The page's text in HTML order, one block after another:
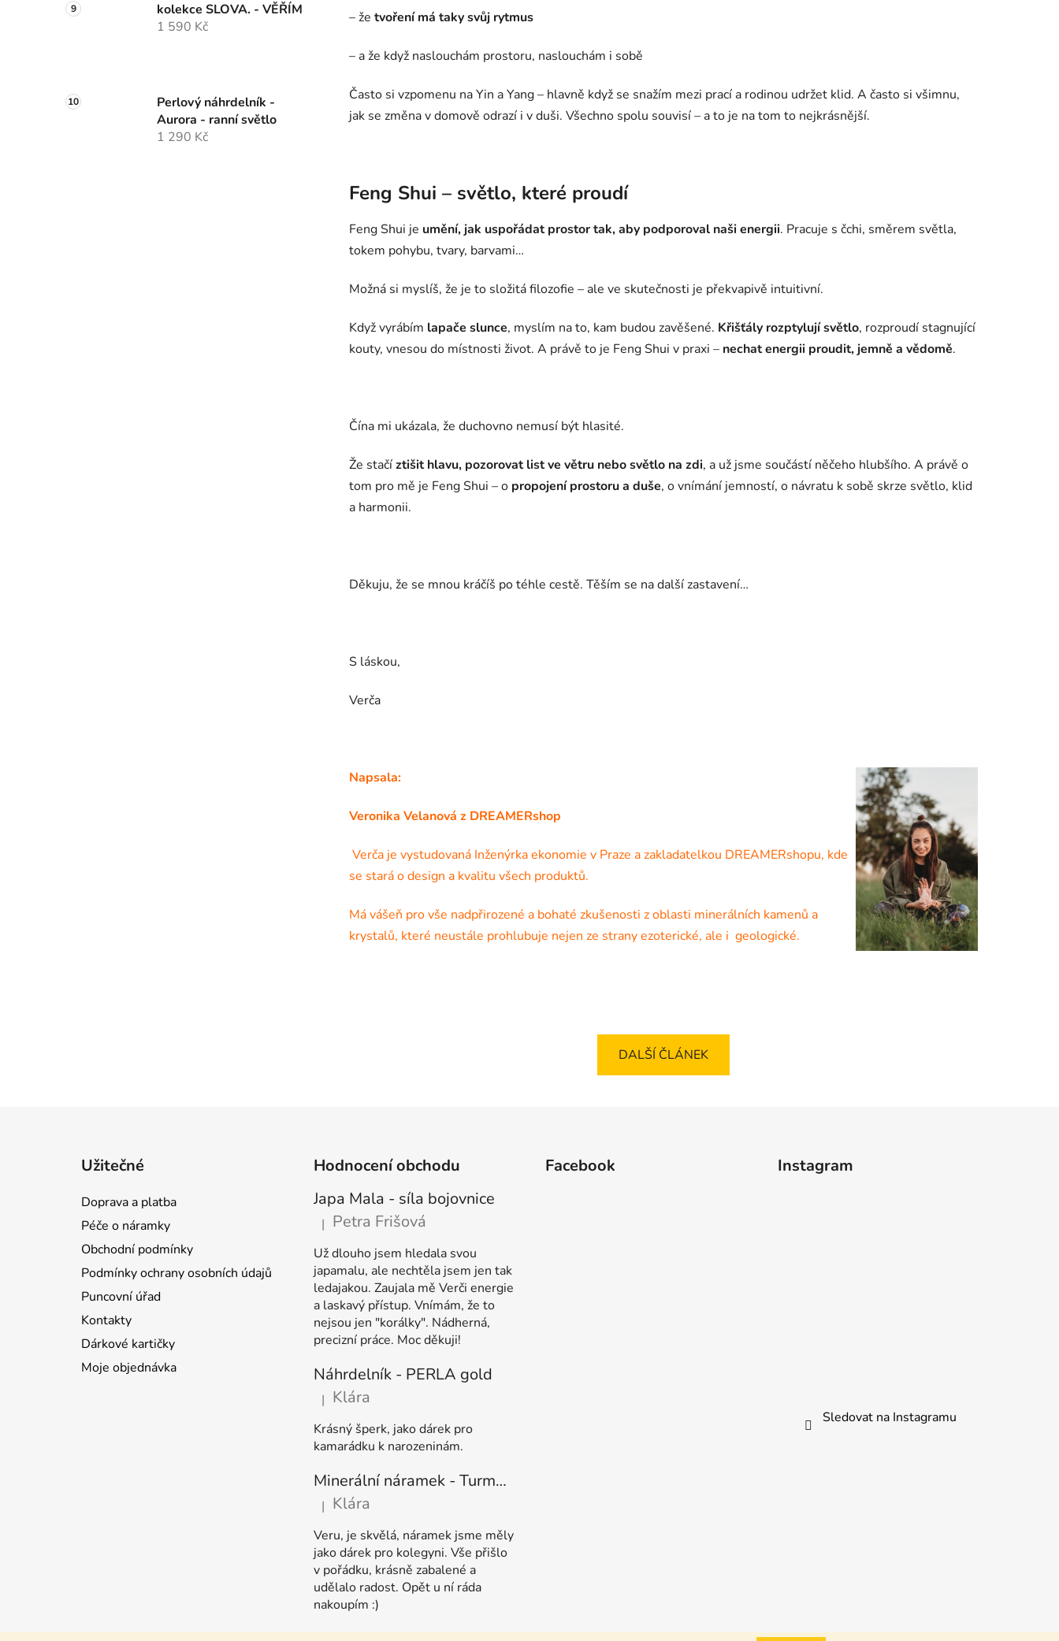
kolekce SLOVA. - VĚŘÍM
1 590 Kč
Perlový náhrdelník -
Aurora - ranní světlo
1 290 Kč
– že tvoření má taky svůj rytmus
– a že když naslouchám prostoru, naslouchám i sobě
Často si vzpomenu na Yin a Yang – hlavně když se snažím mezi prací a rodinou udržet klid. A často si všimnu,
jak se změna v domově odrazí i v duši. Všechno spolu souvisí – a to je na tom to nejkrásnější.
Feng Shui – světlo, které proudí
Feng Shui je umění, jak uspořádat prostor tak, aby podporoval naši energii. Pracuje s čchi, směrem světla,
tokem pohybu, tvary, barvami…
Možná si myslíš, že je to složitá filozofie – ale ve skutečnosti je překvapivě intuitivní.
Když vyrábím lapače slunce, myslím na to, kam budou zavěšené. Křišťály rozptylují světlo, rozproudí stagnující
kouty, vnesou do místnosti život. A právě to je Feng Shui v praxi – nechat energii proudit, jemně a vědomě.
Čína mi ukázala, že duchovno nemusí být hlasité.
Že stačíztišit hlavu, pozorovat list ve větru nebo světlo na zdi, a už jsme součástí něčeho hlubšího. A právě o
tom pro mě je Feng Shui – o propojení prostoru a duše, o vnímání jemností, o návratu k sobě skrze světlo, klid
a harmonii.
Děkuju, že se mnou kráčíš po téhle cestě. Těším se na další zastavení…
S láskou,
Verča
Napsala:
Veronika Velanová z DREAMERshop
Verča je vystudovaná Inženýrka ekonomie v Praze a zakladatelkou DREAMERshopu, kde
se stará o design a kvalitu všech produktů.
Má vášeň pro vše nadpřirozené a bohaté zkušenosti z oblasti minerálních kamenů a
krystalů, které neustále prohlubuje nejen ze strany ezoterické, ale i geologické.
DALŠÍ ČLÁNEK
Užitečné
Doprava a platba
Péče o náramky
Obchodní podmínky
Podmínky ochrany osobních údajů
Puncovní úřad
Kontakty
Dárkové kartičky
Moje objednávka
Hodnocení obchodu
Japa Mala - síla bojovnice
Hodnocení produktu je 5 z 5 hvězdiček.
| Petra Frišová
Už dlouho jsem hledala svou
japamalu, ale nechtěla jsem jen tak
ledajakou. Zaujala mě Verči energie
a laskavý přístup. Vnímám, že to
nejsou jen "korálky". Nádherná,
precizní práce. Moc děkuji!
Náhrdelník - PERLA gold
Hodnocení produktu je 5 z 5 hvězdiček.
| Klára
Krásný šperk, jako dárek pro
kamarádku k narozeninám.
Minerální náramek - Turmalín melounový
Hodnocení produktu je 5 z 5 hvězdiček.
| Klára
Veru, je skvělá, náramek jsme měly
jako dárek pro kolegyni. Vše přišlo
v pořádku, krásně zabalené a
udělalo radost. Opět u ní ráda
nakoupím :)
Facebook Instagram
Sledovat na Instagramu